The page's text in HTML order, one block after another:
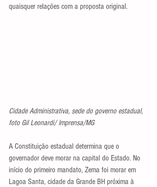
quaisquer relações com a proposta original.
Cidade Administrativa, sede do governo estadual,
foto Gil Leonardi/ Imprensa/MG
A Constituição estadual determina que o
governador deve morar na capital do Estado. No
início do primeiro mandato, Zema foi morar em
Lagoa Santa, cidade da Grande BH próxima à